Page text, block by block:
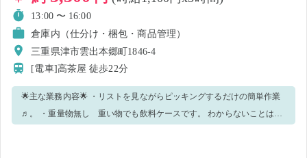
13:00 〜 16:00
倉庫内（仕分け・梱包・商品管理）
三重県津市雲出本郷町1846-4
[電車]高茶屋徒歩22分
🌟主な業務内容🌟 ・リストを見ながらピッキングするだけの簡単作業
♬。 ・重量物無し 重い物でも飲料ケースです。 わからないことは丁